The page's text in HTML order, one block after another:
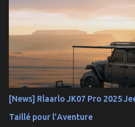
Hyper, véritable référence pour
terrain, s’est imposée depuis son
comme un choix incontournable.
exigences des pilotes compétitifs,
performances optimales, sa
atouts essentiels sur les circuits
[News] Rlaarlo JK07 Pro 2025
Taillé pour l’Aventure